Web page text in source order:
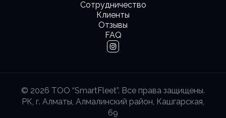
Сотрудничество
Клиенты
Отзывы
FAQ
© 2026 ТОО “SmartFleet”. Все права защищены.
РК, г. Алматы, Алмалинский район, Кашгарская,
69